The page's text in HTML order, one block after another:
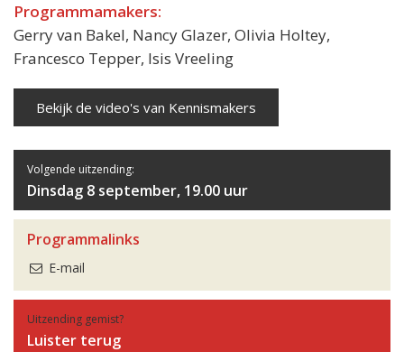
Programmamakers:
Gerry van Bakel, Nancy Glazer, Olivia Holtey,
Francesco Tepper, Isis Vreeling
Bekijk de video's van Kennismakers
Volgende uitzending:
Dinsdag 8 september, 19.00 uur
Programmalinks
E-mail
Uitzending gemist?
Luister terug